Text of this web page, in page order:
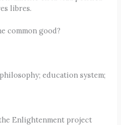
libres.
common good?
education system;
Enlightenment project